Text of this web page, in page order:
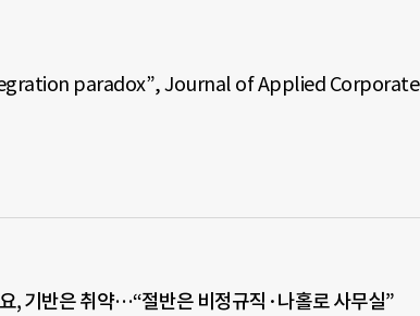
paradox”, Journal of Applied Corporate
, 기반은 취약…“절반은 비정규직·나홀로 사무실”